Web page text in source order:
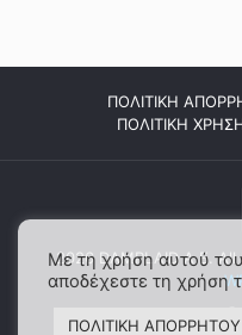
ΠΟΛΙΤΙΚΗ
ΠΟΛΙΤΙΚΗ
2026 DAMPLAID Α.Ε.
Με τη χρήση αυτού
αποδέχεστε τη χρήση
ΠΟΛΙΤΙΚΗ ΑΠΟΡΡΗΤΟΥ